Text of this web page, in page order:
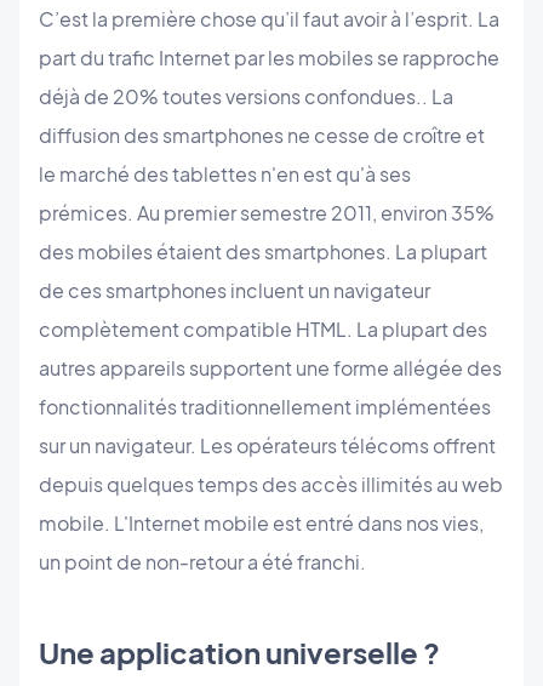
C’est la première chose qu’il faut avoir à l’esprit. La
part du trafic Internet par les mobiles se rapproche
déjà de 20% toutes versions confondues.. La
diffusion des smartphones ne cesse de croître et
le marché des tablettes n'en est qu'à ses
prémices. Au premier semestre 2011, environ 35%
des mobiles étaient des smartphones. La plupart
de ces smartphones incluent un navigateur
complètement compatible HTML. La plupart des
autres appareils supportent une forme allégée des
fonctionnalités traditionnellement implémentées
sur un navigateur. Les opérateurs télécoms offrent
depuis quelques temps des accès illimités au web
mobile. L'Internet mobile est entré dans nos vies,
un point de non-retour a été franchi.
Une application universelle ?